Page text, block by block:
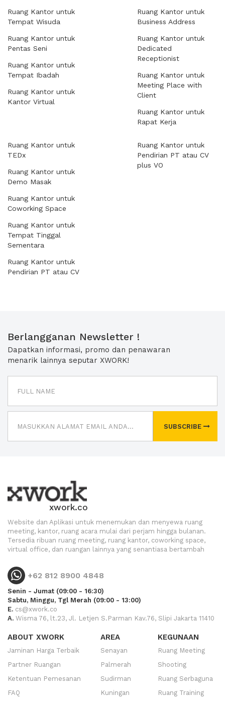
Ruang Kantor untuk
Tempat Wisuda
Ruang Kantor untuk
Pentas Seni
Ruang Kantor untuk
Tempat Ibadah
Ruang Kantor untuk
Kantor Virtual
Ruang Kantor untuk
Business Address
Ruang Kantor untuk
Dedicated
Receptionist
Ruang Kantor untuk
Meeting Place with
Client
Ruang Kantor untuk
Rapat Kerja
Ruang Kantor untuk
TEDx
Ruang Kantor untuk
Demo Masak
Ruang Kantor untuk
Coworking Space
Ruang Kantor untuk
Tempat Tinggal
Sementara
Ruang Kantor untuk
Pendirian PT atau CV
Ruang Kantor untuk
Pendirian PT atau CV
plus VO
Berlangganan Newsletter !
Dapatkan informasi, promo dan penawaran
menarik lainnya seputar XWORK!
SUBSCRIBE
xwork.co
Website dan Aplikasi untuk menemukan dan menyewa ruang
meeting, kantor, ruang acara mulai dari perjam hingga bulanan.
Tersedia ribuan ruang meeting, ruang kantor, coworking space,
virtual office, dan ruangan lainnya yang senantiasa bertambah
+62 812 8900 4848
Senin - Jumat (09:00 - 16:30)
Sabtu, Minggu, Tgl Merah (09:00 - 13:00)
E. cs@xwork.co
A. Wisma 76, lt.23, Jl. Letjen S.Parman Kav.76, Slipi Jakarta 11410
ABOUT XWORK
Jaminan Harga Terbaik
Partner Ruangan
Ketentuan Pemesanan
FAQ
AREA
Senayan
Palmerah
Sudirman
Kuningan
KEGUNAAN
Ruang Meeting
Shooting
Ruang Serbaguna
Ruang Training